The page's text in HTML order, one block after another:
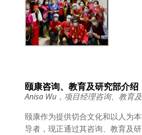
颐康咨询、教育及研究部介绍
Anisa Wu，项目经理咨询、教育
颐康作为提供切合文化和以人为
导者，现正通过其咨询、教育及